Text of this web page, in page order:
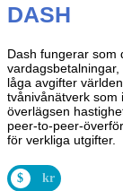
DASH
Dash fungerar som
låga avgifter
tvånivånätverk som
överlägsen
peer-to-peer-
för verkliga utgifter.
$ kr